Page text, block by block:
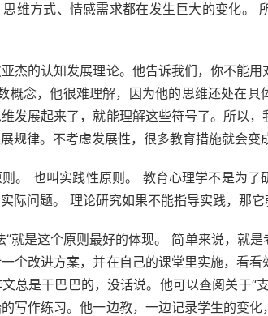
维方式、情感需求都在发生巨大的变化。
杰的认知发展理论。他告诉我们，你不能
概念，他很难理解，因为他的思维还处在具
发展起来了，就能理解这些符号了。所以
规律。不考虑发展性，很多教育措施就会变
。 也叫实践性原则。 教育心理学不是为
际问题。 理论研究如果不能指导实践，那它
”就是这个原则最好的体现。 简单来说，就
个改进方案，并在自己的课堂里实施，看
总是干巴巴的，没话说。他可以查阅关于“
写作练习。他一边教，一边记录学生的变化